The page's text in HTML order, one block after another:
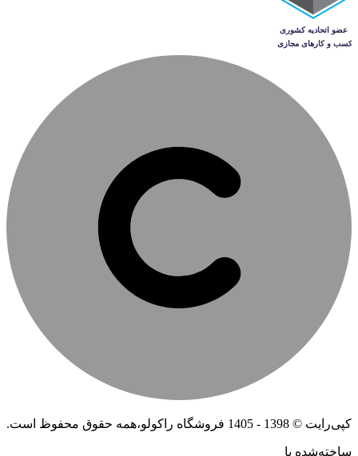
کپی‌رایت © 1398 - 1405 فروشگاه راکولو،همه حقوق محفوظ است.
ساخته‌شده ‌با